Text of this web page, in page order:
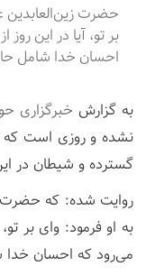
حضرت زین‌العابدین
بر تو، آیا در این
احسان خدا شامل
به گزارش خبرگزاری
نشده و روزی است که
گسترده و شیطان در
روایت شده: که حضرت
به او فرمود: وای بر
می‌رود که احسان خدا